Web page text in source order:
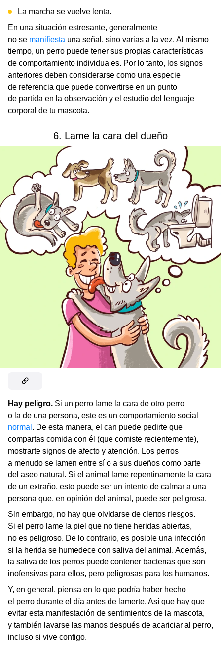
La marcha se vuelve lenta.
En una situación estresante, generalmente
no se manifiesta una señal, sino varias a la vez. Al mismo
tiempo, un perro puede tener sus propias características
de comportamiento individuales. Por lo tanto, los signos
anteriores deben considerarse como una especie
de referencia que puede convertirse en un punto
de partida en la observación y el estudio del lenguaje
corporal de tu mascota.
6. Lame la cara del dueño
Hay peligro. Si un perro lame la cara de otro perro
o la de una persona, este es un comportamiento social
normal . De esta manera, el can puede pedirte que
compartas comida con él (que comiste recientemente),
mostrarte signos de afecto y atención. Los perros
a menudo se lamen entre sí o a sus dueños como parte
del aseo natural. Si el animal lame repentinamente la cara
de un extraño, esto puede ser un intento de calmar a una
persona que, en opinión del animal, puede ser peligrosa.
Sin embargo, no hay que olvidarse de ciertos riesgos.
Si el perro lame la piel que no tiene heridas abiertas,
no es peligroso. De lo contrario, es posible una infección
si la herida se humedece con saliva del animal. Además,
la saliva de los perros puede contener bacterias que son
inofensivas para ellos, pero peligrosas para los humanos.
Y, en general, piensa en lo que podría haber hecho
el perro durante el día antes de lamerte. Así que hay que
evitar esta manifestación de sentimientos de la mascota,
y también lavarse las manos después de acariciar al perro,
incluso si vive contigo.